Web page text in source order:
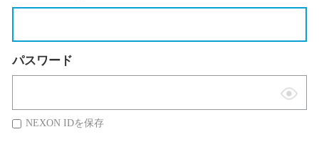
パスワード
表
NEXON IDを保存